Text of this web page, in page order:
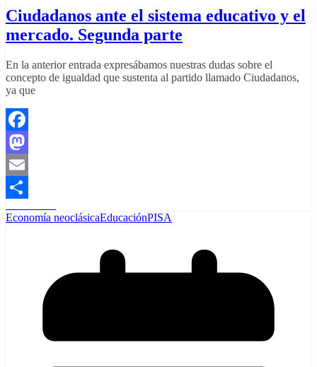
Ciudadanos ante el sistema educativo y el
mercado. Segunda parte
En la anterior entrada expresábamos nuestras dudas sobre el
concepto de igualdad que sustenta al partido llamado Ciudadanos,
ya que
Facebook
Mastodon
Email
Share
Economía neoclásicaEducaciónPISA